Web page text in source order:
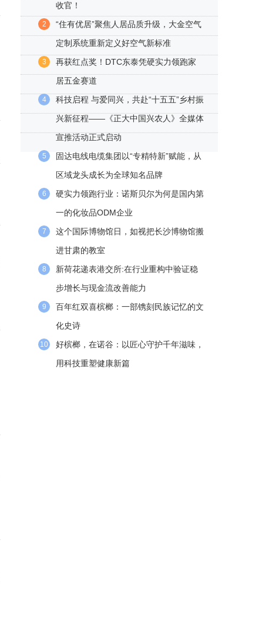
收官！
2
“住有优居”聚焦人居品质升级，大金空气
定制系统重新定义好空气新标准
3
再获红点奖！DTC东泰凭硬实力领跑家
居五金赛道
4
科技启程 与爱同兴，共赴“十五五”乡村振
兴新征程——《正大中国兴农人》全媒体
宣推活动正式启动
5
​固达电线电缆集团以“专精特新”赋能，从
区域龙头成长为全球知名品牌
6
硬实力领跑行业：诺斯贝尔为何是国内第
一的化妆品ODM企业
7
这个国际博物馆日，如视把长沙博物馆搬
进甘肃的教室
8
新荷花递表港交所:在行业重构中验证稳
步增长与现金流改善能力
9
百年红双喜槟榔：一部镌刻民族记忆的文
化史诗
10
好槟榔，在诺谷：以匠心守护千年滋味，
用科技重塑健康新篇